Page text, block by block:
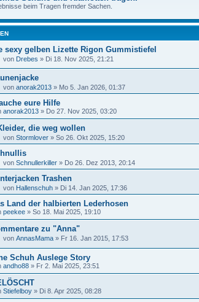
beim Tragen fremder Sachen.
sexy gelben Lizette Rigon Gummistiefel
von Drebes » Di 18. Nov 2025, 21:21
von anorak2013 » Mo 5. Jan 2026, 01:37
eure Hilfe
anorak2013 » Do 27. Nov 2025, 03:20
die weg wollen
von Stormlover » So 26. Okt 2025, 15:20
von Schnullerkiller » Do 26. Dez 2013, 20:14
Trashen
von Hallenschuh » Di 14. Jan 2025, 17:36
Land der halbierten Lederhosen
peekee » So 18. Mai 2025, 19:10
zu "Anna"
von AnnasMama » Fr 16. Jan 2015, 17:53
Schuh Auslege Story
andho88 » Fr 2. Mai 2025, 23:51
Stiefelboy » Di 8. Apr 2025, 08:28